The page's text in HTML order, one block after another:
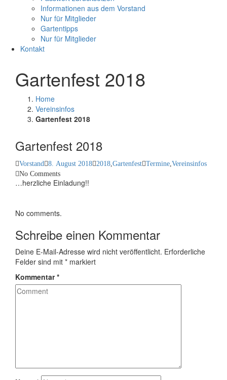
Informationen aus dem Vorstand
Nur für Mitglieder
Gartentipps
Nur für Mitglieder
Kontakt
Gartenfest 2018
Home
Vereinsinfos
Gartenfest 2018
Gartenfest 2018
Vorstand 8. August 2018 2018,Gartenfest Termine,Vereinsinfos
No Comments
…herzliche Einladung!!
No comments.
Schreibe einen Kommentar
Deine E-Mail-Adresse wird nicht veröffentlicht. Erforderliche
Felder sind mit * markiert
Kommentar*